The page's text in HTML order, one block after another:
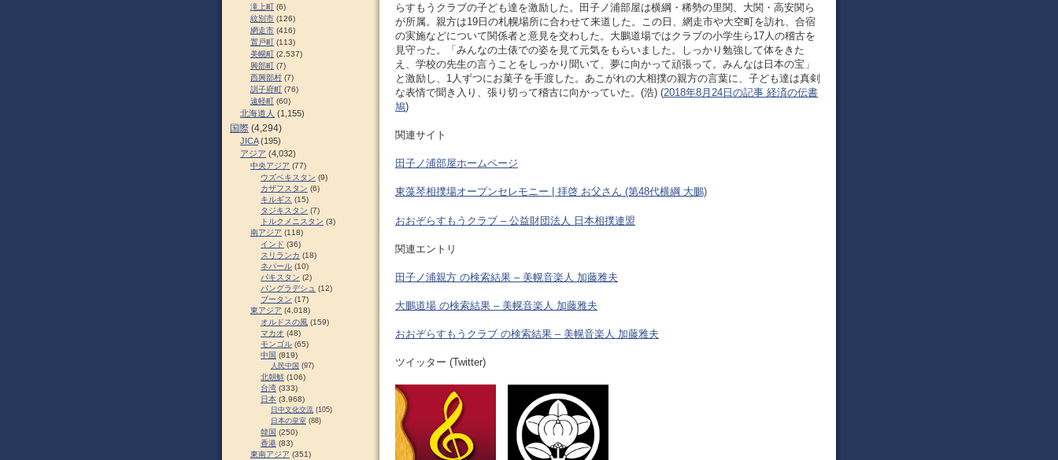
らすもうクラブの子ども達を激励した。田子ノ浦部屋は横綱・稀勢の里関、大関・高安関ら
が所属。親方は19日の札幌場所に合わせて来道した。この日、網走市や大空町を訪れ、合宿
の実施などについて関係者と意見を交わした。大鵬道場ではクラブの小学生ら17人の稽古を
見守った。「みんなの土俵での姿を見て元気をもらいました。しっかり勉強して体をきた
え、学校の先生の言うことをしっかり聞いて、夢に向かって頑張って。みんなは日本の宝」
と激励し、1人ずつにお菓子を手渡した。あこがれの大相撲の親方の言葉に、子ども達は真剣
な表情で聞き入り、張り切って稽古に向かっていた。(浩) (2018年8月24日の記事 経済の伝書
鳩)
関連サイト
田子ノ浦部屋ホームページ
東藻琴相撲場オープンセレモニー | 拝啓 お父さん (第48代横綱 大鵬)
おおぞらすもうクラブ – 公益財団法人 日本相撲連盟
関連エントリ
田子ノ浦親方 の検索結果 – 美幌音楽人 加藤雅夫
大鵬道場 の検索結果 – 美幌音楽人 加藤雅夫
おおぞらすもうクラブ の検索結果 – 美幌音楽人 加藤雅夫
ツイッター (Twitter)
滝上町 (6)
紋別市 (126)
網走市 (416)
置戸町 (113)
美幌町 (2,537)
興部町 (7)
西興部村 (7)
訓子府町 (76)
遠軽町 (60)
北海道人 (1,155)
国際 (4,294)
JICA(195)
アジア (4,032)
中央アジア (77)
ウズベキスタン (9)
カザフスタン (6)
キルギス (15)
タジキスタン (7)
トルクメニスタン (3)
南アジア (118)
インド (36)
スリランカ (18)
ネパール (10)
パキスタン (2)
バングラデシュ (12)
ブータン (17)
東アジア (4,018)
オルドスの風 (159)
マカオ (48)
モンゴル (65)
中国 (819)
人民中国 (97)
北朝鮮 (106)
台湾 (333)
日本 (3,968)
日中文化交流 (105)
日本の皇室 (88)
韓国 (250)
香港 (83)
東南アジア (351)